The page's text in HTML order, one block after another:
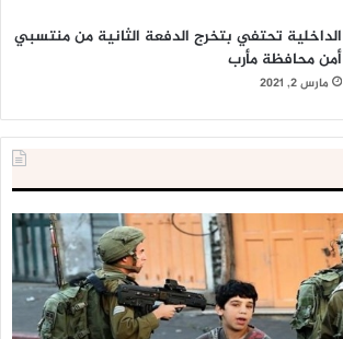
الداخلية تحتفي بتخرج الدفعة الثانية من منتسبي
أمن محافظة مأرب
مارس 2, 2021